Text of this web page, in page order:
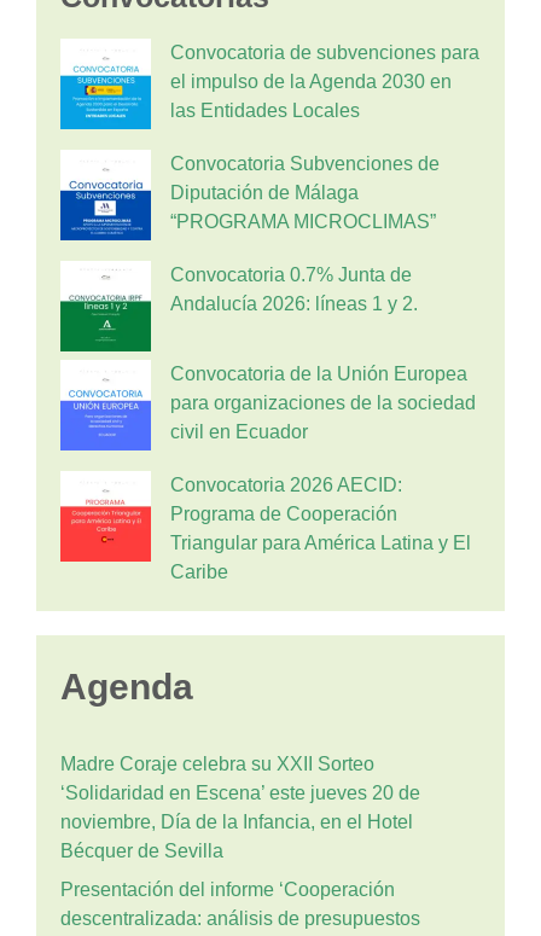
Convocatoria de subvenciones para
el impulso de la Agenda 2030 en
las Entidades Locales
Convocatoria Subvenciones de
Diputación de Málaga
“PROGRAMA MICROCLIMAS”
Convocatoria 0.7% Junta de
Andalucía 2026: líneas 1 y 2.
Convocatoria de la Unión Europea
para organizaciones de la sociedad
civil en Ecuador
Convocatoria 2026 AECID:
Programa de Cooperación
Triangular para América Latina y El
Caribe
Agenda
Madre Coraje celebra su XXII Sorteo
‘Solidaridad en Escena’ este jueves 20 de
noviembre, Día de la Infancia, en el Hotel
Bécquer de Sevilla
Presentación del informe ‘Cooperación
descentralizada: análisis de presupuestos